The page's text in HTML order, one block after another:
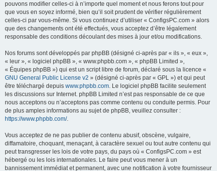
pouvons modifier celles-ci à n’importe quel moment et nous ferons tout pour
que vous en soyez informé, bien qu’il soit prudent de vérifier régulièrement
celles-ci par vous-même. Si vous continuez d’utiliser « ConfigsPC.com » alors
que des changements ont été effectués, vous acceptez d’être légalement
responsable des conditions découlant des mises à jour et/ou modifications.
Nos forums sont développés par phpBB (désigné ci-après par « ils », « eux »,
« leur », « logiciel phpBB », « www.phpbb.com », « phpBB Limited »,
« Équipes phpBB ») qui est un script libre de forum, déclaré sous la licence «
GNU General Public License v2 » (désigné ci-après par « GPL ») et qui peut
être téléchargé depuis www.phpbb.com. Le logiciel phpBB facilite seulement
les discussions sur Internet. phpBB Limited n’est pas responsable de ce que
nous acceptons ou n’acceptons pas comme contenu ou conduite permis. Pour
de plus amples informations au sujet de phpBB, veuillez consulter :
https://www.phpbb.com/.
Vous acceptez de ne pas publier de contenu abusif, obscène, vulgaire,
diffamatoire, choquant, menaçant, à caractère sexuel ou tout autre contenu qui
peut transgresser les lois de votre pays, du pays où « ConfigsPC.com » est
hébergé ou les lois internationales. Le faire peut vous mener à un
bannissement immédiat et permanent, avec une notification à votre fournisseur